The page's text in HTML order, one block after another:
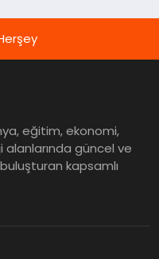
eğitim, ekonomi,
alanlarında güncel ve
kapsamlı